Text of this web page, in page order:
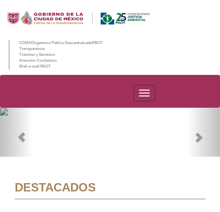
CDMX/Organismo Público Descentralizado/PAOT
Transparencia
Trámites y Servicios
Atención Ciudadana
Web e-mail PAOT
PAOT
DESTACADOS